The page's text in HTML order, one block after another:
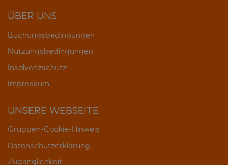
ÜBER UNS
Buchungsbedingungen
Nutzungsbedingungen
Insolvenzschutz
Impressum
UNSERE WEBSEITE
Gruppen-Cookie-Hinweis
Datenschutzerklärung
Zugänglichkeit